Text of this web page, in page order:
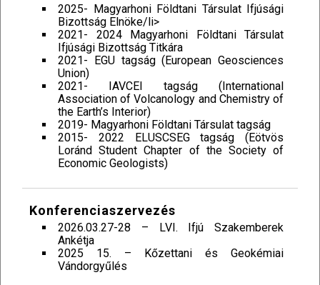
2025- Magyarhoni Földtani Társulat Ifjúsági
Bizottság Elnöke/li>
2021- 2024 Magyarhoni Földtani Társulat
Ifjúsági Bizottság Titkára
2021- EGU tagság (European Geosciences
Union)
2021- IAVCEI tagság (International
Association of Volcanology and Chemistry of
the Earth’s Interior)
2019- Magyarhoni Földtani Társulat tagság
2015- 2022 ELUSCSEG tagság (Eötvös
Loránd Student Chapter of the Society of
Economic Geologists)
Konferenciaszervezés
2026.03.27-28 – LVI. Ifjú Szakemberek
Ankétja
2025 15. – Kőzettani és Geokémiai
Vándorgyűlés